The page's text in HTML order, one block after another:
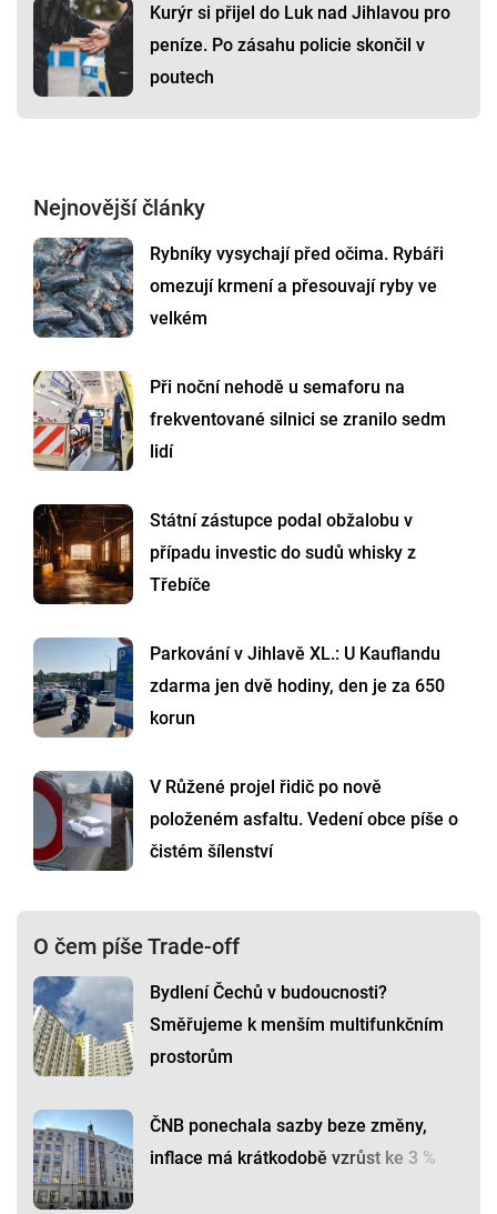
Kurýr si přijel do Luk nad Jihlavou pro
peníze. Po zásahu policie skončil v
poutech
Nejnovější články
Rybníky vysychají před očima. Rybáři
omezují krmení a přesouvají ryby ve
velkém
Při noční nehodě u semaforu na
frekventované silnici se zranilo sedm
lidí
Státní zástupce podal obžalobu v
případu investic do sudů whisky z
Třebíče
Parkování v Jihlavě XL.: U Kauflandu
zdarma jen dvě hodiny, den je za 650
korun
V Růžené projel řidič po nově
položeném asfaltu. Vedení obce píše o
čistém šílenství
O čem píše Trade-off
Bydlení Čechů v budoucnosti?
Směřujeme k menším multifunkčním
prostorům
ČNB ponechala sazby beze změny,
inflace má krátkodobě vzrůst ke 3 %